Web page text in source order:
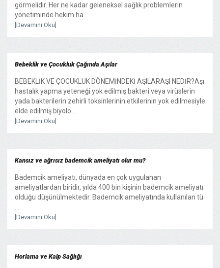
görmelidir. Her ne kadar geleneksel sağlık problemlerin
yönetiminde hekim ha ...
[Devamını Oku]
Bebeklik ve Çocukluk Çağında Aşılar
BEBEKLİK VE ÇOCUKLUK DÖNEMİNDEKİ AŞILARAŞI NEDİR?Aşı
hastalık yapma yeteneği yok edilmiş bakteri veya virüslerin
yada bakterilerin zehirli toksinlerinin etkilerinin yok edilmesiyle
elde edilmiş biyolo ...
[Devamını Oku]
Kansız ve ağrısız bademcik ameliyatı olur mu?
Bademcik ameliyatı, dünyada en çok uygulanan
ameliyatlardan biridir, yılda 400 bin kişinin bademcik ameliyatı
olduğu düşünülmektedir. Bademcik ameliyatında kullanılan tü
[Devamını Oku]
Horlama ve Kalp Sağlığı